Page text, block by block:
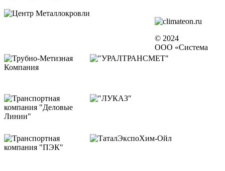
© 2024
ООО «Система